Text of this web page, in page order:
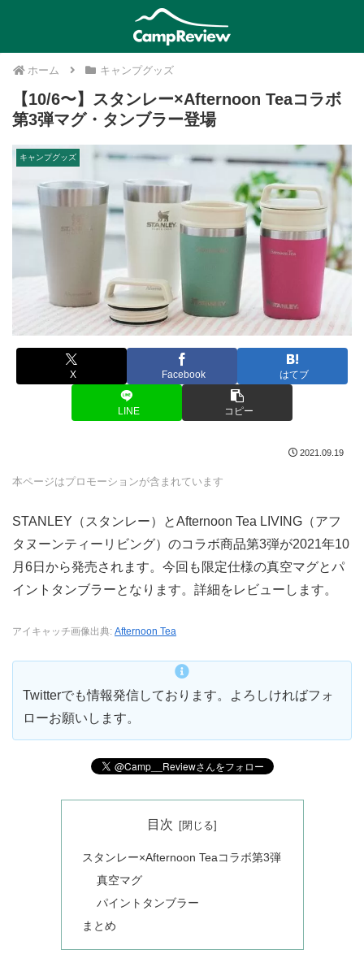
ホーム キャンプグッズ
【10/6〜】スタンレー×Afternoon Teaコラボ
第3弾マグ・タンブラー登場
キャンプグッズ
X Facebook はてブ
LINE コピー
2021.09.19
本ページはプロモーションが含まれています
STANLEY（スタンレー）とAfternoon Tea LIVING（アフ
タヌーンティーリビング）のコラボ商品第3弾が2021年10
月6日から発売されます。今回も限定仕様の真空マグとパ
イントタンブラーとなります。詳細をレビューします。
アイキャッチ画像出典: Afternoon Tea
Twitterでも情報発信しております。よろしければフォ
ローお願いします。
目次
スタンレー×Afternoon Teaコラボ第3弾
真空マグ
パイントタンブラー
まとめ